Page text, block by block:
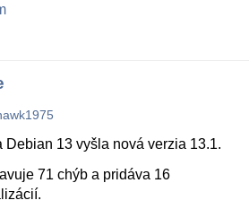
Debian 13 vyšla nová verzia 13.1.
71 chýb a pridáva 16